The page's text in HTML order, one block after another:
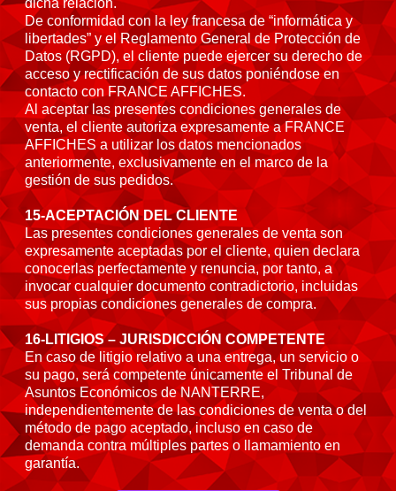
De conformidad con la ley francesa de “informática y
libertades” y el Reglamento General de Protección de
Datos (RGPD), el cliente puede ejercer su derecho de
acceso y rectificación de sus datos poniéndose en
contacto con FRANCE AFFICHES.
Al aceptar las presentes condiciones generales de
venta, el cliente autoriza expresamente a FRANCE
AFFICHES a utilizar los datos mencionados
anteriormente, exclusivamente en el marco de la
gestión de sus pedidos.
15-ACEPTACIÓN DEL CLIENTE
Las presentes condiciones generales de venta son
expresamente aceptadas por el cliente, quien declara
conocerlas perfectamente y renuncia, por tanto, a
invocar cualquier documento contradictorio, incluidas
sus propias condiciones generales de compra.
16-LITIGIOS – JURISDICCIÓN COMPETENTE
En caso de litigio relativo a una entrega, un servicio o
su pago, será competente únicamente el Tribunal de
Asuntos Económicos de NANTERRE,
independientemente de las condiciones de venta o del
método de pago aceptado, incluso en caso de
demanda contra múltiples partes o llamamiento en
garantía.